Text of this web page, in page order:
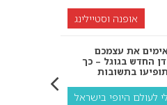
אופנה וסטיילינג
את עצמכם
החדש בגוגל – כך
לעולם היופי בישראל